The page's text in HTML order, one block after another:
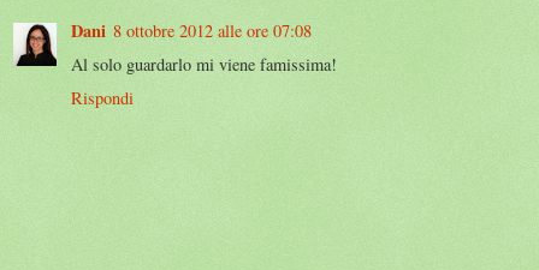
Dani 8 ottobre 2012 alle ore 07:08
Al solo guardarlo mi viene famissima!
Rispondi